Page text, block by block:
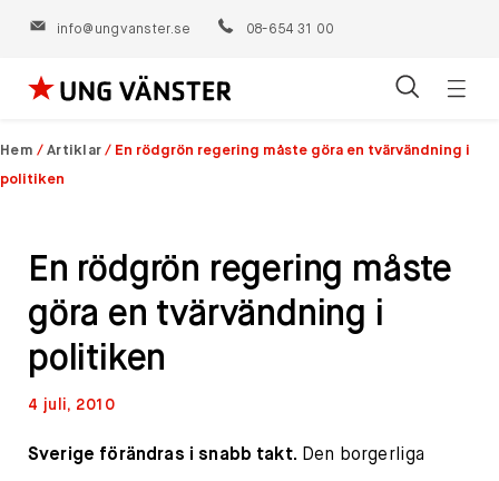
info@ungvanster.se 08-654 31 00
Hoppa
till
innehåll
Hem / Artiklar / En rödgrön regering måste göra en tvärvändning i
politiken
En rödgrön regering måste
göra en tvärvändning i
politiken
4 juli, 2010
Sverige förändras i snabb takt. Den borgerliga